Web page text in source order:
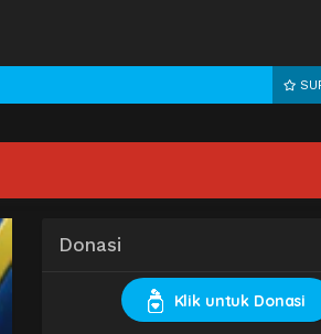
Donasi
Klik untuk Donasi